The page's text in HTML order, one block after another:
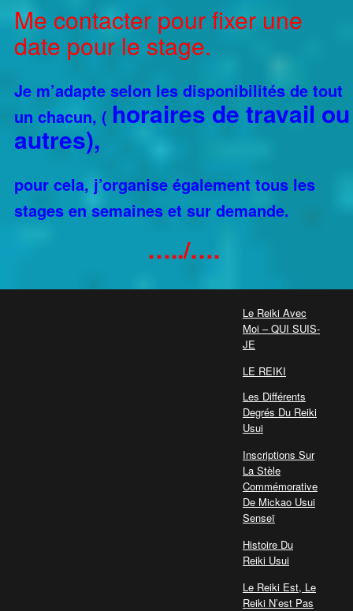
Me contacter pour fixer une
date pour le stage.
Je m’adapte selon les disponibilités de tout
un chacun, ( horaires de travail ou
autres),
pour cela, j’organise également tous les
stages en semaines et sur demande.
…../….
Le Reiki Avec
Moi – QUI SUIS-
JE
LE REIKI
Les Différents
Degrés Du Reiki
Usui
Inscriptions Sur
La Stèle
Commémorative
De Mickao Usui
Senseï
Histoire Du
Reiki Usui
Le Reiki Est, Le
Reiki N’est Pas